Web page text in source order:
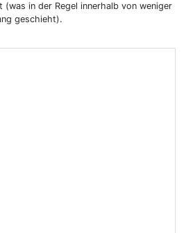
in der Regel innerhalb von weniger
geschieht).